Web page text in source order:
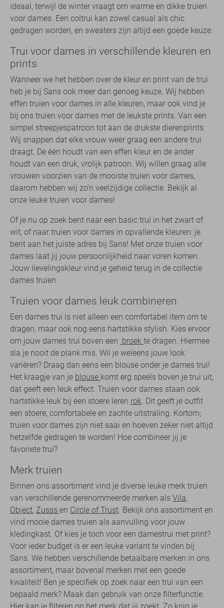
ideaal, terwijl de winter vraagt om warme en dikke truien
voor dames. Een coltrui kan zowel casual als chic
gedragen worden, en sweaters zijn altijd een goede keuze.
Trui voor dames in verschillende kleuren en
prints
Wanneer we het hebben over de kleur en print van de trui
heb je bij Sans ook meer dan genoeg keuze. Wij hebben
effen truien voor dames in alle kleuren, maar ook vind je
bij ons truien voor dames met de leukste prints. Van een
simpel streepjespatroon tot aan de drukste dierenprints.
Wij snappen dat elke vrouw weer graag een andere trui
draagt. De één houdt van een effen kleur en de ander
houdt van een druk, vrolijk patroon. Wij willen graag alle
vrouwen voorzien van de mooiste truien voor dames,
daarom hebben wij zo’n veelzijdige collectie. Bekijk al
onze leuke truien voor dames!
Of je nu op zoek bent naar een basic trui in het zwart of
wit, of naar truien voor dames in opvallende kleuren: je
bent aan het juiste adres bij Sans! Met onze truien voor
dames laat jij jouw persoonlijkheid naar voren komen.
Jouw lievelingskleur vind je geheid terug in de collectie
dames truien.
Truien voor dames leuk combineren
Een dames trui is niet alleen een comfortabel item om te
dragen, maar ook nog eens hartstikke stylish. Kies ervoor
om jouw dames trui boven een broek te dragen. Hiermee
sla je nooit de plank mis. Wil je weleens jouw look
variëren? Draag dan eens een blouse onder je dames trui!
Het kraagje van je blouse komt erg speels boven je trui uit,
dat geeft een leuk effect. Truien voor dames staan ook
hartstikke leuk bij een stoere leren rok. Dit geeft je outfit
een stoere, comfortabele en zachte uitstraling. Kortom;
truien voor dames zijn niet saai en hoeven zeker niet altijd
hetzelfde gedragen te worden! Hoe combineer jij je
favoriete trui?
Merk truien
Binnen ons assortiment vind je diverse leuke merk truien
van verschillende gerenommeerde merken als Vila,
Object, Zusss en Circle of Trust. Bekijk ons assortiment en
vind mooie dames truien als aanvulling voor jouw
kledingkast. Of kies je toch voor een damestrui met print?
Voor ieder budget is er een leuke variant te vinden bij
Sans. We hebben verschillende betaalbare merken in ons
assortiment, maar bovenal merken met een goede
kwaliteit! Ben je specifiek op zoek naar een trui van een
bepaald merk? Maak dan gebruik van onze filterfunctie.